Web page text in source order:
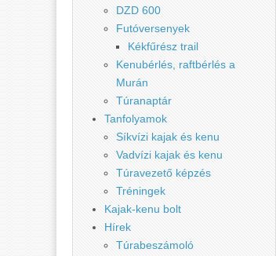
DZD 600
Futóversenyek
Kékfűrész trail
Kenubérlés, raftbérlés a
Murán
Túranaptár
Tanfolyamok
Síkvízi kajak és kenu
Vadvízi kajak és kenu
Túravezető képzés
Tréningek
Kajak-kenu bolt
Hírek
Túrabeszámoló